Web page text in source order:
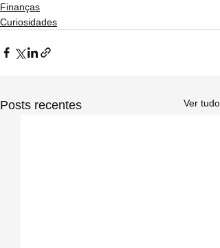
Finanças
Curiosidades
Posts recentes Ver tudo